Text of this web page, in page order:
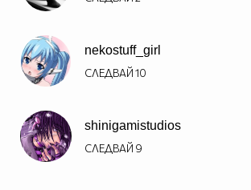
nekostuff_girl
СЛЕДВАЙ10
shinigamistudios
СЛЕДВАЙ 9